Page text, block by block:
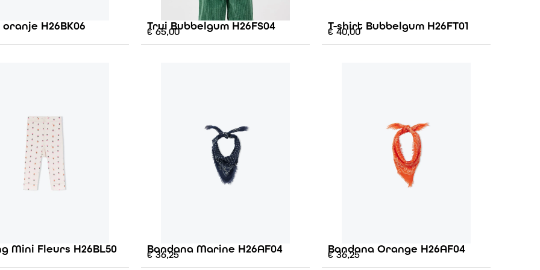
H26BK06 Trui Bubbelgum H26FS04
€65,00 T-shirt Bubbelgum H26FT01
€ 40,00
Mini Fleurs H26BL50 Bandana Marine H26AF04
€36,25 Bandana Orange H26AF04
€36,25